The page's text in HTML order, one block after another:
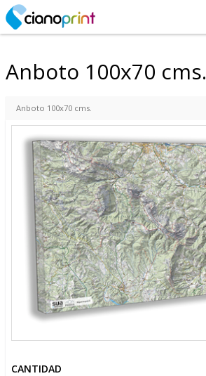
Anboto 100x70 cms.
Anboto 100x70 cms.
CANTIDAD